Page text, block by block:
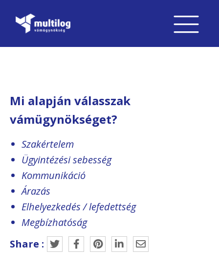
Mi alapján válasszak
vámügynökséget?
Szakértelem
Ügyintézési sebesség
Kommunikáció
Árazás
Elhelyezkedés / lefedettség
Megbízhatóság
Share :